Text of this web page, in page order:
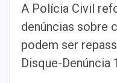
A Polícia Civil
denúncias sobre
podem ser
Disque-Denúncia